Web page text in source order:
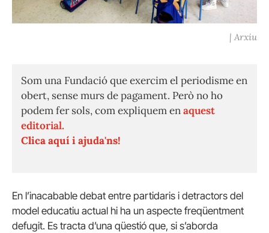
| Arxiu
Som una Fundació que exercim el periodisme en
obert, sense murs de pagament. Però no ho
podem fer sols, com expliquem enaquest
editorial.
Clica aquí i ajuda'ns!
En l’inacabable debat entre partidaris i detractors del
model educatiu actual hi ha un aspecte freqüentment
defugit. Es tracta d’una qüestió que, si s’aborda